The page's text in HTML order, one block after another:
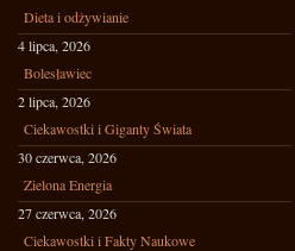
Dieta i odżywianie
4 lipca, 2026
Bolesławiec
2 lipca, 2026
Ciekawostki i Giganty Świata
30 czerwca, 2026
Zielona Energia
27 czerwca, 2026
Ciekawostki i Fakty Naukowe